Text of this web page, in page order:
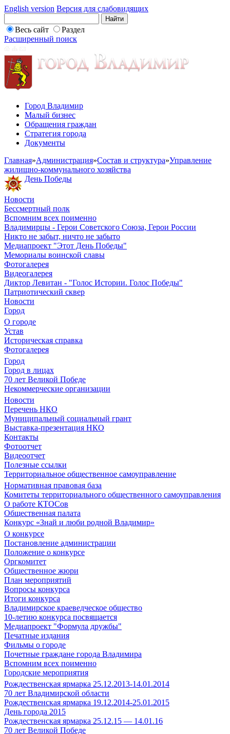
English version Версия для слабовидящих
Весь сайт
Раздел
Расширенный поиск
Город Владимир
Малый бизнес
Обращения граждан
Стратегия города
Документы
Главная»Администрация»Состав и структура»Управление
жилищно-коммунального хозяйства
День Победы
Новости
Бессмертный полк
Вспомним всех поименно
Владимирцы - Герои Советского Союза, Герои России
Никто не забыт, ничто не забыто
Медиапроект "Этот День Победы"
Мемориалы воинской славы
Фотогалерея
Видеогалерея
Диктор Левитан - "Голос Истории. Голос Победы"
Патриотический сквер
Новости
Город
О городе
Устав
Историческая справка
Фотогалерея
Город
Город в лицах
70 лет Великой Победе
Некоммерческие организации
Новости
Перечень НКО
Муниципальный социальный грант
Выставка-презентация НКО
Контакты
Фотоотчет
Видеоотчет
Полезные ссылки
Территориальное общественное самоуправление
Нормативная правовая база
Комитеты территориального общественного самоуправления
О работе КТОСов
Общественная палата
Конкурс «Знай и люби родной Владимир»
О конкурсе
Постановление администрации
Положение о конкурсе
Оргкомитет
Общественное жюри
План мероприятий
Вопросы конкурса
Итоги конкурса
Владимирское краеведческое общество
10-летию конкурса посвящается
Медиапроект "Формула дружбы"
Печатные издания
Фильмы о городе
Почетные граждане города Владимира
Вспомним всех поименно
Городские мероприятия
Рождественская ярмарка 25.12.2013-14.01.2014
70 лет Владимирской области
Рождественская ярмарка 19.12.2014-25.01.2015
День города 2015
Рождественская ярмарка 25.12.15 — 14.01.16
70 лет Великой Победе